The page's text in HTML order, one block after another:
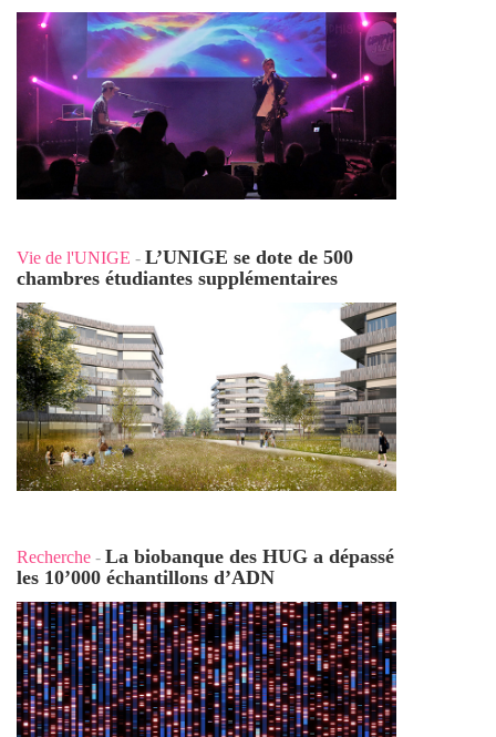
Vie de l'UNIGE - L’UNIGE se dote de 500
chambres étudiantes supplémentaires
Recherche - La biobanque des HUG a dépassé
les 10’000 échantillons d’ADN